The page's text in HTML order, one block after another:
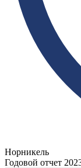
Норникель
Годовой отчет